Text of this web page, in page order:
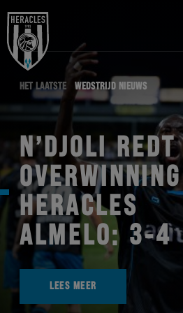
HET LAATSTE WEDSTRIJD NIEUWS
N’DJOLI REDT
OVERWINNING
HERACLES
ALMELO: 3-4
LEES MEER